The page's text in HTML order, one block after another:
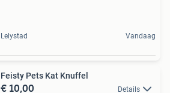
Lelystad Vandaag
Feisty Pets Kat Knuffel
€ 10,00 Details